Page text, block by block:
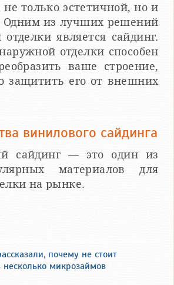
не только эстетичной, но и
Одним из лучших решений
является сайдинг.
отделки способен
ваше строение,
защитить его от внешних
винилового сайдинга
сайдинг — это один из
материалов для
на рынке.
почему не стоит
микрозаймов